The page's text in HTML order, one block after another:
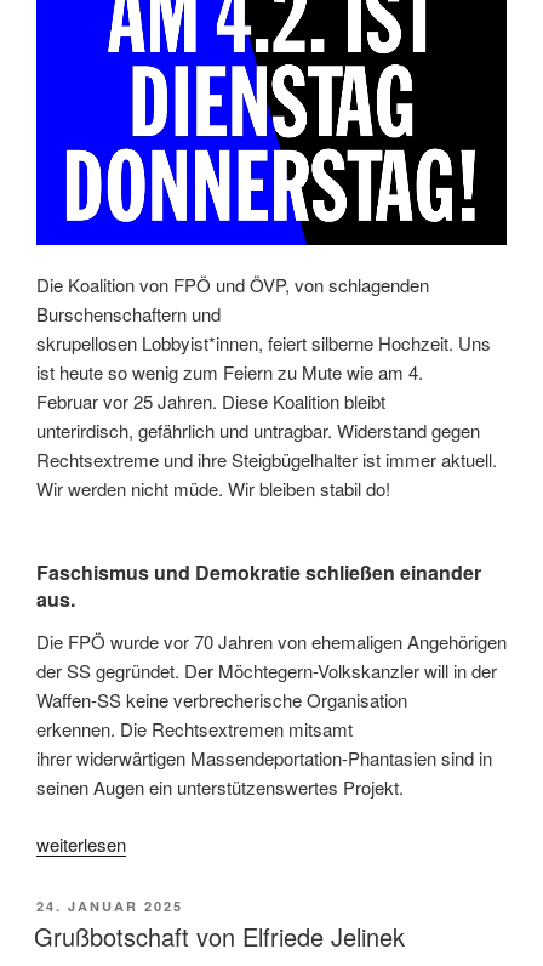
Die Koalition von FPÖ und ÖVP, von schlagenden
Burschenschaftern und
skrupellosen Lobbyist*innen, feiert silberne Hochzeit. Uns
ist heute so wenig zum Feiern zu Mute wie am 4.
Februar vor 25 Jahren. Diese Koalition bleibt
unterirdisch, gefährlich und untragbar. Widerstand gegen
Rechtsextreme und ihre Steigbügelhalter ist immer aktuell.
Wir werden nicht müde. Wir bleiben stabil do!
Faschismus und Demokratie schließen einander
aus.
Die FPÖ wurde vor 70 Jahren von ehemaligen Angehörigen
der SS gegründet. Der Möchtegern-Volkskanzler will in der
Waffen-SS keine verbrecherische Organisation
erkennen. Die Rechtsextremen mitsamt
ihrer widerwärtigen Massendeportation-Phantasien sind in
seinen Augen ein unterstützenswertes Projekt.
„25
Widerstand“
weiterlesen
VERÖFFENTLICHT
AM
24. JANUAR 2025
Grußbotschaft von Elfriede Jelinek